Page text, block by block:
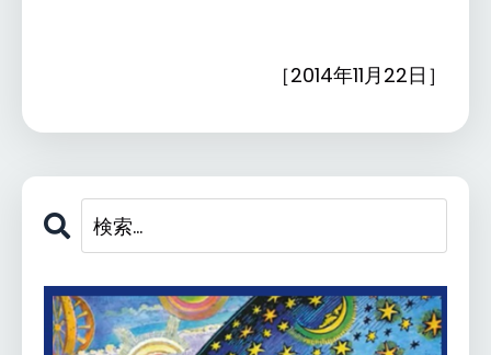
［2014年11月22日］